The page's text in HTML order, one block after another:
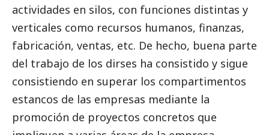
actividades en silos, con funciones distintas y
verticales como recursos humanos, finanzas,
fabricación, ventas, etc. De hecho, buena parte
del trabajo de los dirses ha consistido y sigue
consistiendo en superar los compartimentos
estancos de las empresas mediante la
promoción de proyectos concretos que